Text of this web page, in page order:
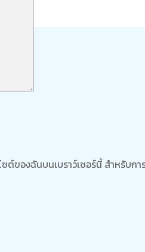
ต์ของฉันบนเบราว์เซอร์นี้ สำหรับก